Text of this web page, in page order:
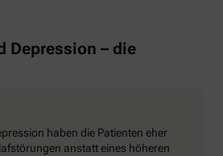
Depression – die
haben die Patienten eher
anstatt eines höheren